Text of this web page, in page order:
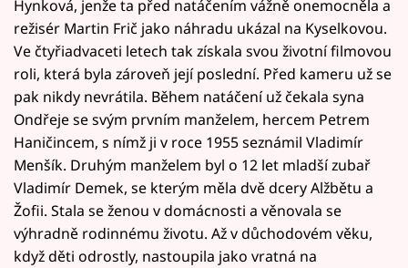
Hynková, jenže ta před natáčením vážně onemocněla a
režisér Martin Frič jako náhradu ukázal na Kyselkovou.
Ve čtyřiadvaceti letech tak získala svou životní filmovou
roli, která byla zároveň její poslední. Před kameru už se
pak nikdy nevrátila. Během natáčení už čekala syna
Ondřeje se svým prvním manželem, hercem Petrem
Haničincem, s nímž ji v roce 1955 seznámil Vladimír
Menšík. Druhým manželem byl o 12 let mladší zubař
Vladimír Demek, se kterým měla dvě dcery Alžbětu a
Žofii. Stala se ženou v domácnosti a věnovala se
výhradně rodinnému životu. Až v důchodovém věku,
když děti odrostly, nastoupila jako vratná na